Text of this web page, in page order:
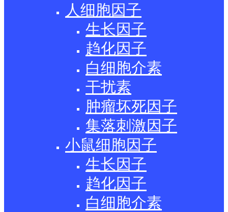
人细胞因子
生长因子
趋化因子
白细胞介素
干扰素
肿瘤坏死因子
集落刺激因子
小鼠细胞因子
生长因子
趋化因子
白细胞介素